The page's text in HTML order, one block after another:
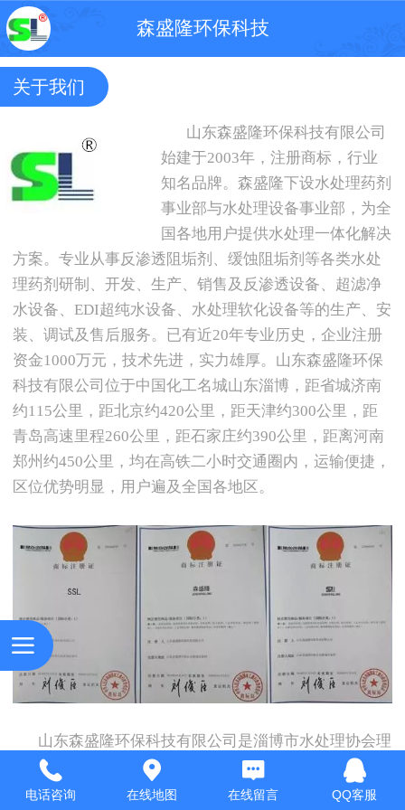
森盛隆环保科技
关于我们
山东森盛隆环保科技有限公司
始建于2003年，注册商标，行业
知名品牌。森盛隆下设水处理药剂
事业部与水处理设备事业部，为全
国各地用户提供水处理一体化解决
方案。专业从事反渗透阻垢剂、缓蚀阻垢剂等各类水处
理药剂研制、开发、生产、销售及反渗透设备、超滤净
水设备、 EDI超纯水设备、水处理软化设备等的生产、安
装、调试及售后服务。已有近20年专业历史，企业注册
资金1000万元，技术先进，实力雄厚。山东森盛隆环保
科技有限公司位于中国化工名城山东淄博，距省城济南
约115公里，距北京约420公里，距天津约300公里，距
青岛高速里程260公里，距石家庄约390公里，距离河南
郑州约450公里，均在高铁二小时交通圈内，运输便捷，
区位优势明显，用户遍及全国各地区。
山东森盛隆环保科技有限公司是淄博市水处理协会理
事会会长单位，中国膜工业协会会员单位，通过
ISO9001
国际质量管理体系认证，淄博市一企一技术创新企业。
电话咨询 在线地图 在线留言 QQ客服